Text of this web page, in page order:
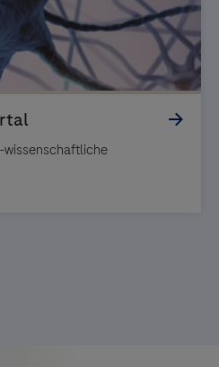
wissenschaftliche